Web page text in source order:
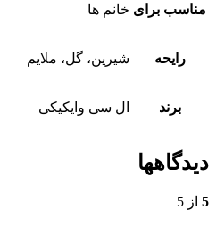
مناسب برای خانم ها
رایحه شیرین، گل، ملایم
برند ال سی وایکیکی
دیدگاهها
5 از 5